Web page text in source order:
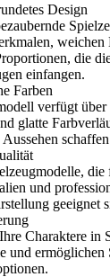
Design
weichen
die
einfangen.
Farben
verfügt
glatte
und
geeignet
Charaktere in
und ermöglichen